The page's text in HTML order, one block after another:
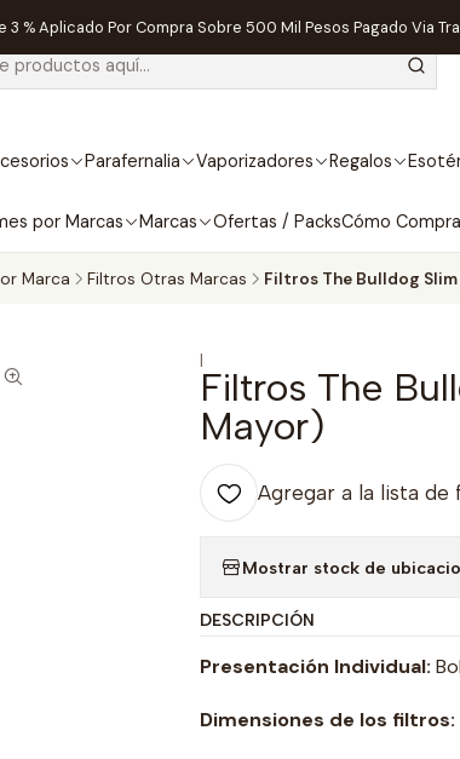
Parafernalia Vaporizadores Regalos
por Marcas Marcas Ofertas / PacksCómo
% Aplicado Por Compra Sobre 500 Mil Pesos Pagado Via
Marca Filtros Otras Marcas Filtros The Bulldog
|
Filtros The
Mayor)
Agregar a la lista de
Mostrar stock de
DESCRIPCIÓN
Presentación Individual:
Dimensiones de los filtros: